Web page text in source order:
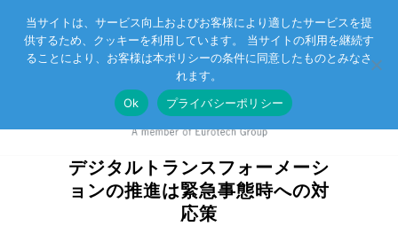
Eurotechグループ お客様サポート お問い合わせ
デジタルトランスフォーメーシ
ョンの推進は緊急事態時への対
応策
当サイトは、サービス向上およびお客様により適したサービスを提
供するため、クッキーを利用しています。 当サイトの利用を継続す
ることにより、お客様は本ポリシーの条件に同意したものとみなさ
れます。
Ok
プライバシーポリシー